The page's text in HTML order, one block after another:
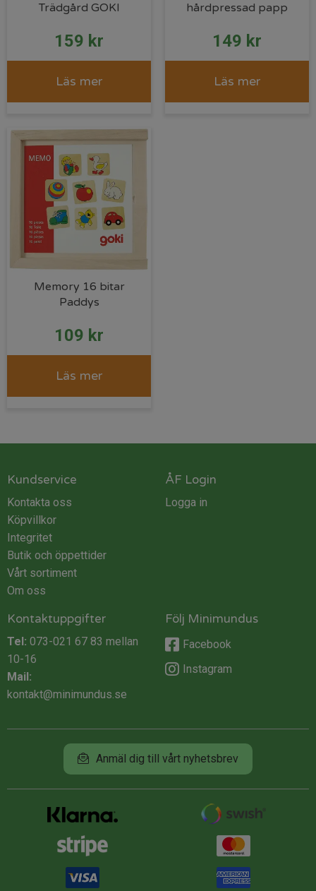
Trädgård GOKI
159 kr
Läs mer
hårdpressad papp
149 kr
Läs mer
Memory 16 bitar
Paddys
109 kr
Läs mer
Kundservice
Kontakta oss
Köpvillkor
Integritet
Butik och öppettider
Vårt sortiment
Om oss
ÅF Login
Logga in
Kontaktuppgifter
Tel: 073-021 67 83 mellan
10-16
Mail:
kontakt@minimundus.se
Följ Minimundus
Facebook
Instagram
Anmäl dig till vårt nyhetsbrev